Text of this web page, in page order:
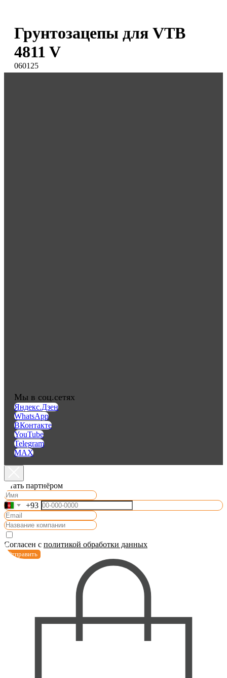
Грунтозацепы для VTB
4811 V
060125
Мы в соц.сетях
Яндекс.Дзен
WhatsApp
ВКонтакте
YouTube
Telegram
MAX
Стать партнёром
+93
Согласен с политикой обработки данных
Отправить